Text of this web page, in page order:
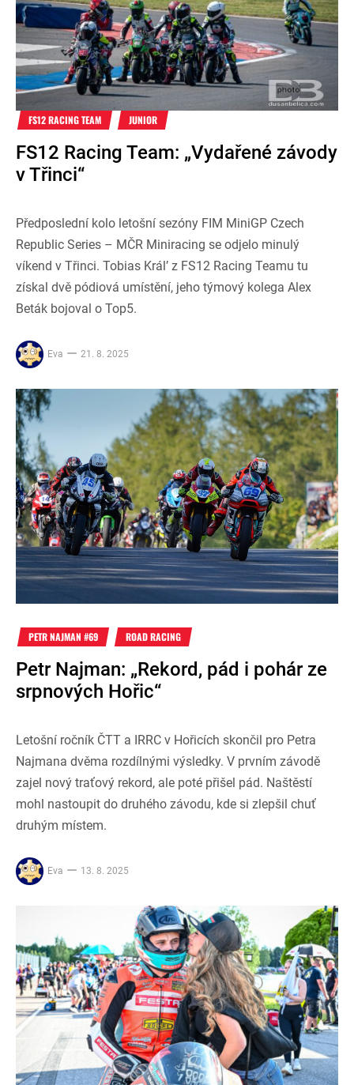
FS12 RACING TEAM JUNIOR
FS12 Racing Team: „Vydařené závody
v Třinci“
Předposlední kolo letošní sezóny FIM MiniGP Czech
Republic Series – MČR Miniracing se odjelo minulý
víkend v Třinci. Tobias Král’ z FS12 Racing Teamu tu
získal dvě pódiová umístění, jeho týmový kolega Alex
Beták bojoval o Top5.
Eva 21. 8. 2025
PETR NAJMAN #69 ROAD RACING
Petr Najman: „Rekord, pád i pohár ze
srpnových Hořic“
Letošní ročník ČTT a IRRC v Hořicích skončil pro Petra
Najmana dvěma rozdílnými výsledky. V prvním závodě
zajel nový traťový rekord, ale poté přišel pád. Naštěstí
mohl nastoupit do druhého závodu, kde si zlepšil chuť
druhým místem.
Eva 13. 8. 2025